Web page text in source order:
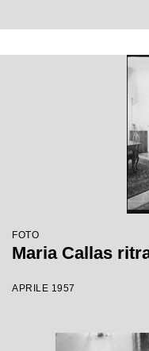
FOTO
Maria Callas
APRILE 1957